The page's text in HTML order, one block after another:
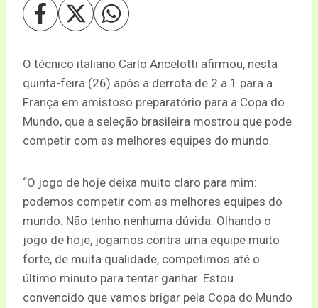
O técnico italiano Carlo Ancelotti afirmou, nesta
quinta-feira (26) após a derrota de 2 a 1 para a
França em amistoso preparatório para a Copa do
Mundo, que a seleção brasileira mostrou que pode
competir com as melhores equipes do mundo.
“O jogo de hoje deixa muito claro para mim:
podemos competir com as melhores equipes do
mundo. Não tenho nenhuma dúvida. Olhando o
jogo de hoje, jogamos contra uma equipe muito
forte, de muita qualidade, competimos até o
último minuto para tentar ganhar. Estou
convencido que vamos brigar pela Copa do Mundo